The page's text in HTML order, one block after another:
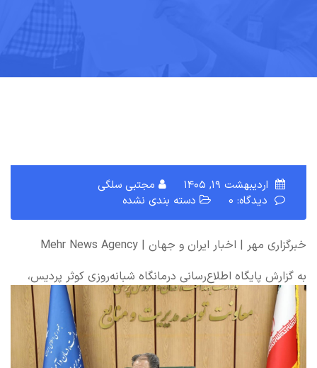
اردیبهشت ۱۹, ۱۴۰۵
مجتبی سلگی
دیدگاه: 0
دسته بندی نشده
خبرگزاری مهر | اخبار ایران و جهان | Mehr News Agency
به گزارش پایگاه اطلاع‌رسانی درمانگاه شبانه‌روزی کوثر پردیس،